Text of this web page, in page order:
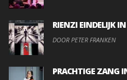
RIENZI EINDELIJK
DOOR PETER FRANKEN
PRACHTIGE ZANG